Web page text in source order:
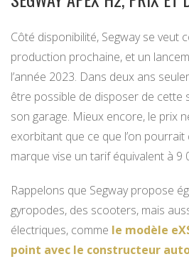
Côté disponibilité, Segway se veut
production prochaine, et un
l’année 2023. Dans deux ans
être possible de disposer de cette
son garage. Mieux encore, le prix
exorbitant que ce que l’on
marque vise un tarif équivalent à 9
Rappelons que Segway propose
gyropodes, des scooters, mais
électriques, comme le modèle
point avec le constructeur